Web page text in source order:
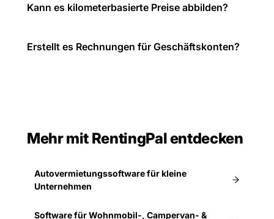
Kann es kilometerbasierte Preise abbilden?
Erstellt es Rechnungen für Geschäftskonten?
Mehr mit RentingPal entdecken
Autovermietungssoftware für kleine
Unternehmen
Software für Wohnmobil-, Campervan- &